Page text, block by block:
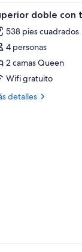
con una planta,
2 doble con
538 pies cuadrados
4 personas
2 camas Queen
Wifi gratuito
detalles